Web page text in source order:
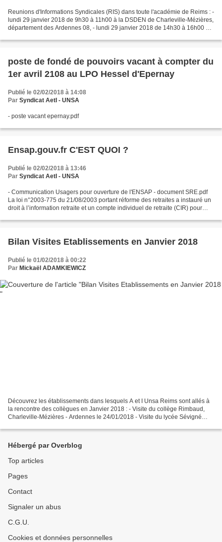
Reunions d'Informations Syndicales (RIS) dans toute l'académie de Reims : -
lundi 29 janvier 2018 de 9h30 à 11h00 à la DSDEN de Charleville-Mézières,
département des Ardennes 08, - lundi 29 janvier 2018 de 14h30 à 16h00 au
poste de fondé de pouvoirs vacant à compter du
1er avril 2108 au LPO Hessel d'Epernay
Publié le 02/02/2018 à 14:08
Par Syndicat AetI - UNSA
- poste vacant epernay.pdf
Ensap.gouv.fr C'EST QUOI ?
Publié le 02/02/2018 à 13:46
Par Syndicat AetI - UNSA
- Communication Usagers pour ouverture de l'ENSAP - document SRE.pdf
La loi n°2003-775 du 21/08/2003 portant réforme des retraites a instauré un
droit à l’information retraite et un compte individuel de retraite (CIR) pour
Bilan Visites Etablissements en Janvier 2018
Publié le 01/02/2018 à 00:22
Par Mickaël ADAMKIEWICZ
Découvrez les établissements dans lesquels A et I Unsa Reims sont allés à
la rencontre des collègues en Janvier 2018 : - Visite du collège Rimbaud,
Charleville-Mézières - Ardennes le 24/01/2018 - Visite du lycée Sévigné
Hébergé par Overblog
Top articles
Pages
Contact
Signaler un abus
C.G.U.
Cookies et données personnelles